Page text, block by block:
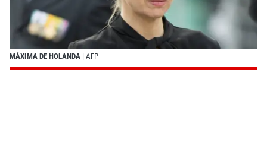
MÁXIMA DE HOLANDA | AFP